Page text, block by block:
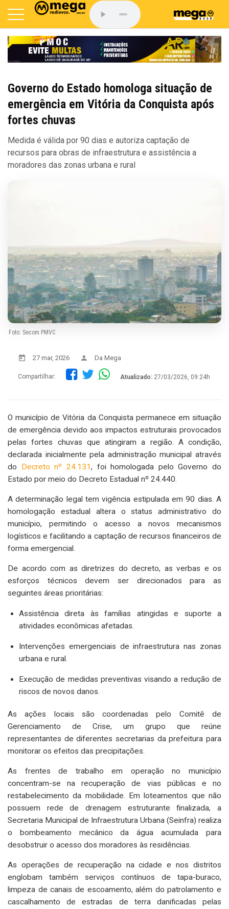
Governo do Estado homologa situação de
emergência em Vitória da Conquista após
fortes chuvas
Medida é válida por 90 dias e autoriza captação de
recursos para obras de infraestrutura e assistência a
moradores das zonas urbana e rural
Foto: Secom PMVC
27 mar, 2026 Da Mega
Compartilhar: Atualizado: 27/03/2026, 09:24h
O município de Vitória da Conquista permanece em situação
de emergência devido aos impactos estruturais provocados
pelas fortes chuvas que atingiram a região. A condição,
declarada inicialmente pela administração municipal através
do Decreto nº 24.131, foi homologada pelo Governo do
Estado por meio do Decreto Estadual nº 24.440.
A determinação legal tem vigência estipulada em 90 dias. A
homologação estadual altera o status administrativo do
município, permitindo o acesso a novos mecanismos
logísticos e facilitando a captação de recursos financeiros de
forma emergencial.
De acordo com as diretrizes do decreto, as verbas e os
esforços técnicos devem ser direcionados para as
seguintes áreas prioritárias:
Assistência direta às famílias atingidas e suporte a
atividades econômicas afetadas.
Intervenções emergenciais de infraestrutura nas zonas
urbana e rural.
Execução de medidas preventivas visando a redução de
riscos de novos danos.
As ações locais são coordenadas pelo Comitê de
Gerenciamento de Crise, um grupo que reúne
representantes de diferentes secretarias da prefeitura para
monitorar os efeitos das precipitações.
As frentes de trabalho em operação no município
concentram-se na recuperação de vias públicas e no
restabelecimento da mobilidade. Em loteamentos que não
possuem rede de drenagem estruturante finalizada, a
Secretaria Municipal de Infraestrutura Urbana (Seinfra) realiza
o bombeamento mecânico da água acumulada para
desobstruir o acesso dos moradores às residências.
As operações de recuperação na cidade e nos distritos
englobam também serviços contínuos de tapa-buraco,
limpeza de canais de escoamento, além do patrolamento e
cascalhamento de estradas de terra danificadas pelas